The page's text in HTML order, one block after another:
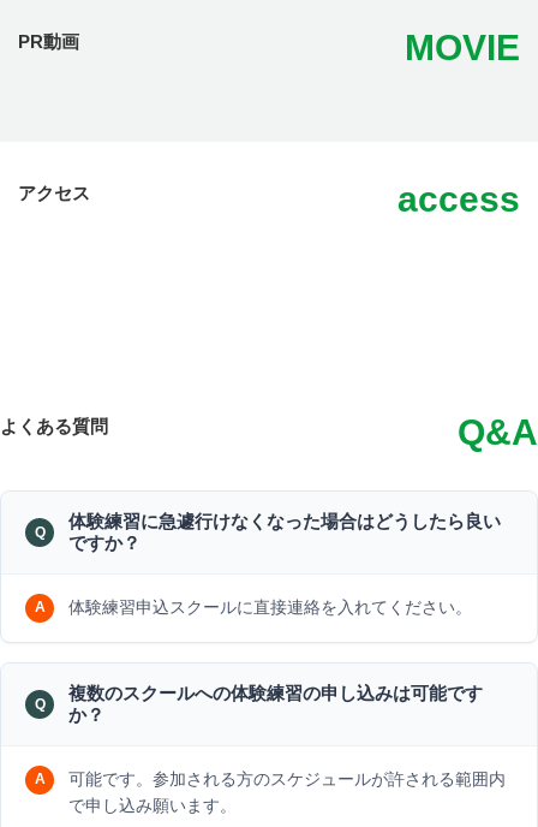
PR動画 MOVIE
アクセス access
よくある質問 Q&A
体験練習に急遽行けなくなった場合はどうしたら良い
ですか？
体験練習申込スクールに直接連絡を入れてください。
複数のスクールへの体験練習の申し込みは可能です
か？
可能です。参加される方のスケジュールが許される範囲内
で申し込み願います。